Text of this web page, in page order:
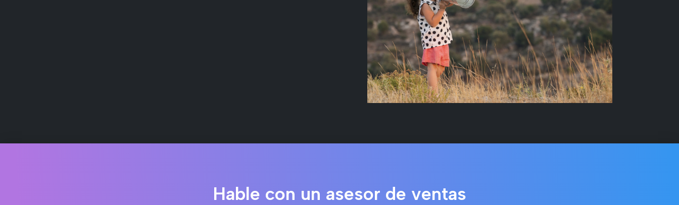
Hable con un asesor de ventas